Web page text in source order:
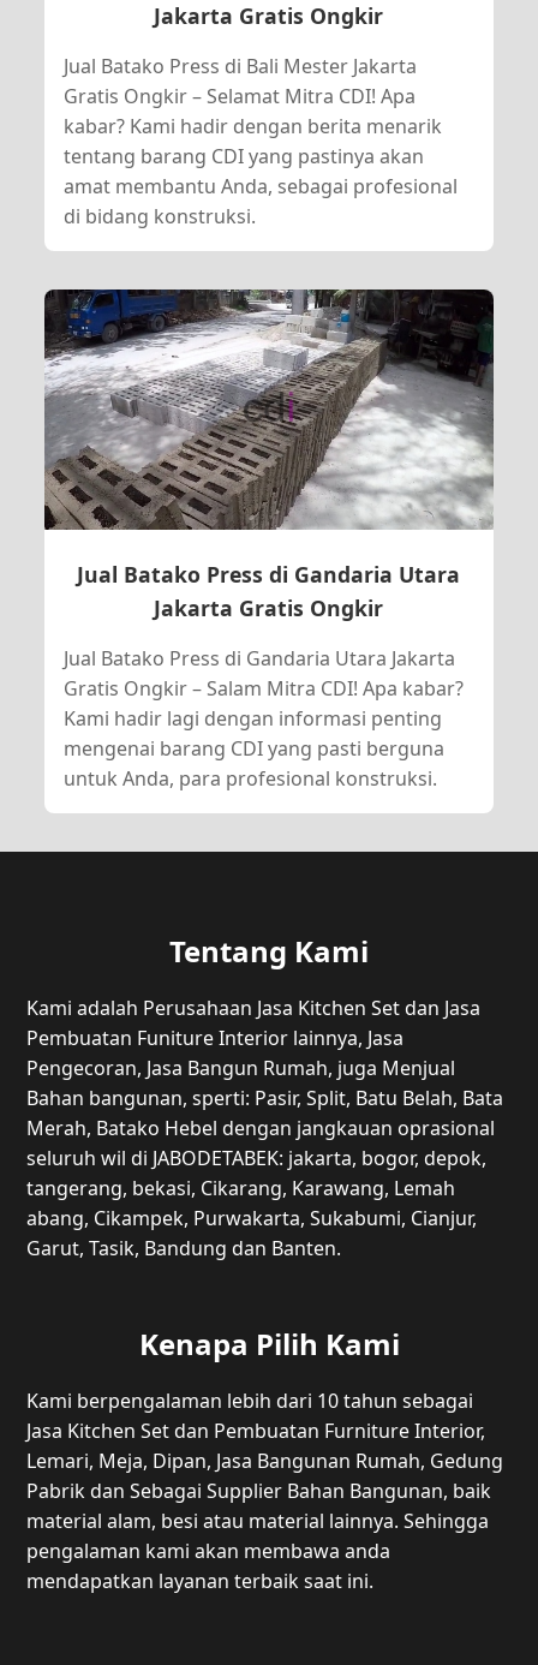
Jakarta Gratis Ongkir
Jual Batako Press di Bali Mester Jakarta
Gratis Ongkir – Selamat Mitra CDI! Apa
kabar? Kami hadir dengan berita menarik
tentang barang CDI yang pastinya akan
amat membantu Anda, sebagai profesional
di bidang konstruksi.
Jual Batako Press di Gandaria Utara
Jakarta Gratis Ongkir
Jual Batako Press di Gandaria Utara Jakarta
Gratis Ongkir – Salam Mitra CDI! Apa kabar?
Kami hadir lagi dengan informasi penting
mengenai barang CDI yang pasti berguna
untuk Anda, para profesional konstruksi.
Tentang Kami
Kami adalah Perusahaan Jasa Kitchen Set dan Jasa
Pembuatan Funiture Interior lainnya, Jasa
Pengecoran, Jasa Bangun Rumah, juga Menjual
Bahan bangunan, sperti: Pasir, Split, Batu Belah, Bata
Merah, Batako Hebel dengan jangkauan oprasional
seluruh wil di JABODETABEK: jakarta, bogor, depok,
tangerang, bekasi, Cikarang, Karawang, Lemah
abang, Cikampek, Purwakarta, Sukabumi, Cianjur,
Garut, Tasik, Bandung dan Banten.
Kenapa Pilih Kami
Kami berpengalaman lebih dari 10 tahun sebagai
Jasa Kitchen Set dan Pembuatan Furniture Interior,
Lemari, Meja, Dipan, Jasa Bangunan Rumah, Gedung
Pabrik dan Sebagai Supplier Bahan Bangunan, baik
material alam, besi atau material lainnya. Sehingga
pengalaman kami akan membawa anda
mendapatkan layanan terbaik saat ini.